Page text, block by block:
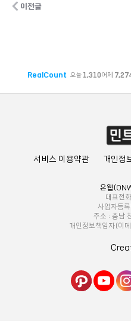
이전글
RealCount 오늘 1,310어제
서비스 이용약관 개인정
온웹
대표전
사업자등
주소 : 충남
개인정보책임자(이